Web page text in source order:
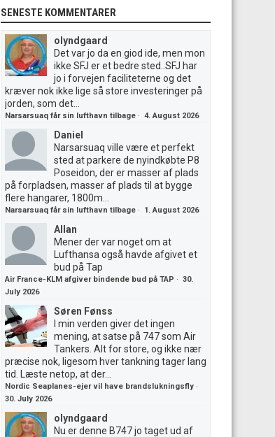
SENESTE KOMMENTARER
olyndgaard
Det var jo da en giod ide, men mon
ikke SFJ er et bedre sted..SFJ har
jo i forvejen faciliteterne og det
kræver nok ikke lige så store investeringer på
jorden, som det...
Narsarsuaq får sin lufthavn tilbage · 4. August 2026
Daniel
Narsarsuaq ville være et perfekt
sted at parkere de nyindkøbte P8
Poseidon, der er masser af plads
på forpladsen, masser af plads til at bygge
flere hangarer, 1800m...
Narsarsuaq får sin lufthavn tilbage · 1. August 2026
Allan
Mener der var noget om at
Lufthansa også havde afgivet et
bud på Tap
Air France-KLM afgiver bindende bud på TAP · 30.
July 2026
Søren Fønss
I min verden giver det ingen
mening, at satse på 747 som Air
Tankers. Alt for store, og ikke nær
præcise nok, ligesom hver tankning tager lang
tid. Læste netop, at der...
Nordic Seaplanes-ejer vil have brandslukningsfly ·
30. July 2026
olyndgaard
Nu er denne B747 jo taget ud af